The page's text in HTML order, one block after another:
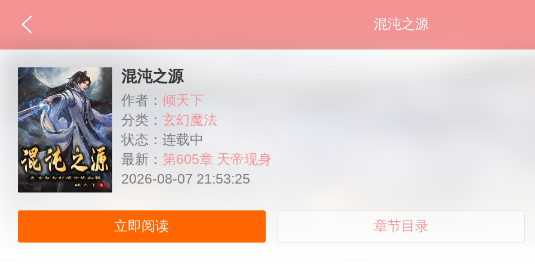
混沌之源
混沌之源
作者： 倾天下
分类： 玄幻魔法
状态：连载中
最新： 第605章 天帝现身
2026-08-07 21:53:25
立即阅读 章节目录